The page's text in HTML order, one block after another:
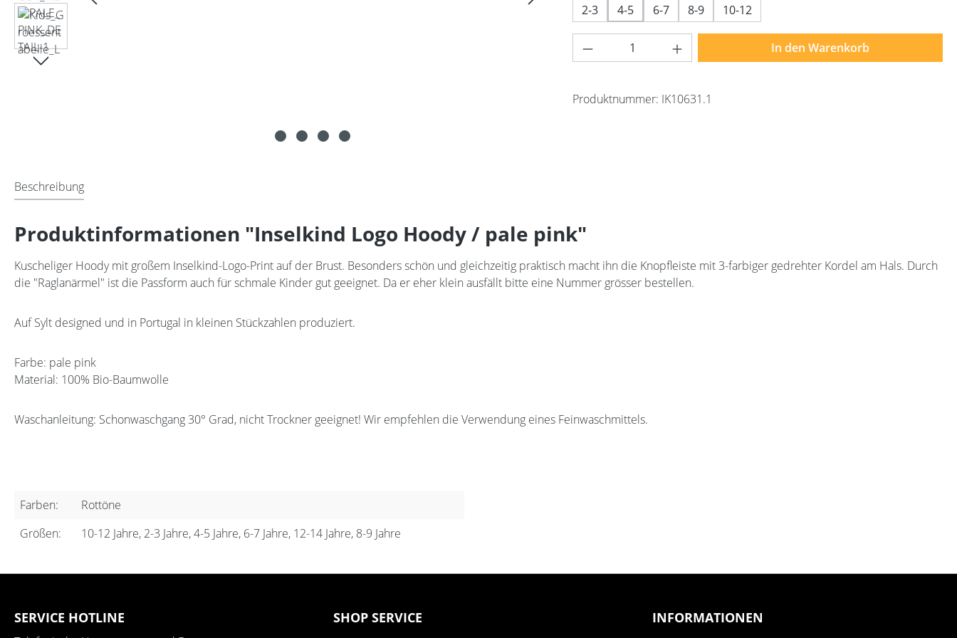
2-3
4-5 6-7 8-9 10-12
Produkt Anzahl: Gib den gewünschten Wert ein
In den Warenkorb
Produktnummer: IK10631.1
Beschreibung
Produktinformationen "Inselkind Logo Hoody / pale pink"
Kuscheliger Hoody mit großem Inselkind-Logo-Print auf der Brust. Besonders schön und gleichzeitig praktisch macht ihn die Knopfleiste mit 3-farbiger gedrehter Kordel am Hals. Durch
die "Raglanärmel" ist die Passform auch für schmale Kinder gut geeignet. Da er eher klein ausfällt bitte eine Nummer grösser bestellen.
Auf Sylt designed und in Portugal in kleinen Stückzahlen produziert.
Farbe: pale pink
Material: 100% Bio-Baumwolle
Waschanleitung: Schonwaschgang 30° Grad, nicht Trockner geeignet! Wir empfehlen die Verwendung eines Feinwaschmittels.
Farben:
Rottöne
Größen:
10-12 Jahre, 2-3 Jahre, 4-5 Jahre, 6-7 Jahre, 12-14 Jahre, 8-9 Jahre
SERVICE HOTLINE SHOP SERVICE INFORMATIONEN